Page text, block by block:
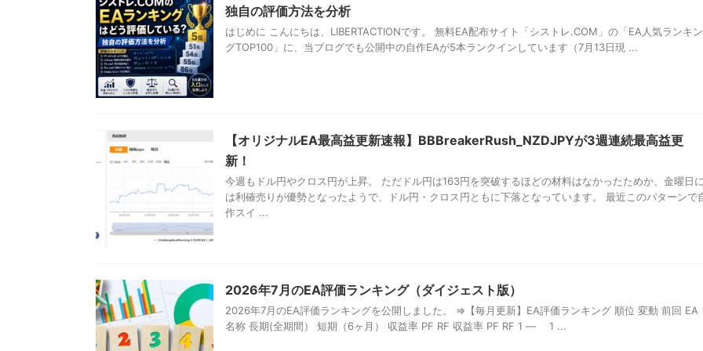
独自の評価方法を分析
はじめに こんにちは、LIBERTACTIONです。 無料EA配布サイト「シストレ.COM」の「EA人気ランキン
グTOP100」に、当ブログでも公開中の自作EAが5本ランクインしています（7月13日現 ...
【オリジナルEA最高益更新速報】BBBreakerRush_NZDJPYが3週連続最高益更
新！
今週もドル円やクロス円が上昇。 ただドル円は163円を突破するほどの材料はなかったためか、金曜日
は利確売りが優勢となったようで、ドル円・クロス円ともに下落となっています。 最近このパターンで
作スイ ...
2026年7月のEA評価ランキング（ダイジェスト版）
2026年7月のEA評価ランキングを公開しました。 ⇒【毎月更新】EA評価ランキング 順位 変動 前回 EA
名称 長期(全期間） 短期（6ヶ月） 収益率 PF RF 収益率 PF RF 1 ― 1 ...